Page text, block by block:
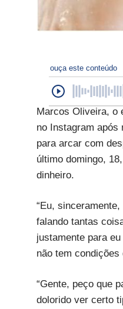
ouça este conteúdo
Marcos Oliveira, o
no Instagram
para arcar com
último domingo,
dinheiro.
“Eu,
falando tantas
justamente para
não tem
“Gente, peço que
dolorido ver certo